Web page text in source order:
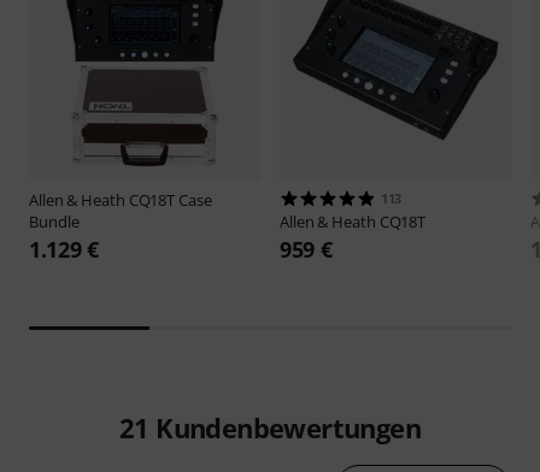
Allen & Heath CQ18T Case
Bundle
1.129 €
113
Allen & Heath CQ18T
959 €
21 Kundenbewertungen